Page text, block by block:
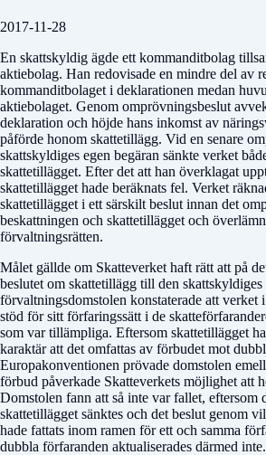
2017-11-28
En skattskyldig ägde ett kommanditbolag
aktiebolag. Han redovisade en mindre del av
kommanditbolaget i deklarationen medan
aktiebolaget. Genom omprövningsbeslut
deklaration och höjde hans inkomst av
påförde honom skattetillägg. Vid en senare
skattskyldiges egen begäran sänkte verket
skattetillägget. Efter det att han överklagat
skattetillägget hade beräknats fel. Verket
skattetillägget i ett särskilt beslut innan det
beskattningen och skattetillägget och
förvaltningsrätten.
Målet gällde om Skatteverket haft rätt att på
beslutet om skattetillägg till den
förvaltningsdomstolen konstaterade att verket
stöd för sitt förfaringssätt i de
som var tillämpliga. Eftersom skattetillägget
karaktär att det omfattas av förbudet mot
Europakonventionen prövade domstolen
förbud påverkade Skatteverkets möjlighet att
Domstolen fann att så inte var fallet, eftersom
skattetillägget sänktes och det beslut genom
hade fattats inom ramen för ett och samma
dubbla förfaranden aktualiserades därmed inte.